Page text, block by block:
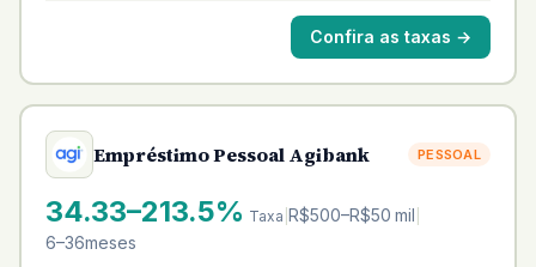
Confira as taxas →
Empréstimo Pessoal Agibank PESSOAL
34.33–213.5% Taxa R$500–R$50 mil
6–36meses